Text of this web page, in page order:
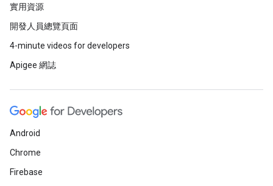
實用資源
開發人員總覽頁面
4-minute videos for developers
Apigee 網誌
Android
Chrome
Firebase